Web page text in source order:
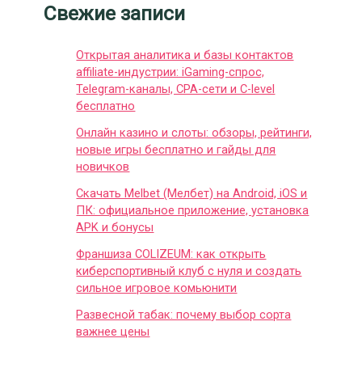
Свежие записи
Открытая аналитика и базы контактов
affiliate-индустрии: iGaming-спрос,
Telegram-каналы, CPA-сети и C-level
бесплатно
Онлайн казино и слоты: обзоры, рейтинги,
новые игры бесплатно и гайды для
новичков
Скачать Melbet (Мелбет) на Android, iOS и
ПК: официальное приложение, установка
APK и бонусы
Франшиза COLIZEUM: как открыть
киберспортивный клуб с нуля и создать
сильное игровое комьюнити
Развесной табак: почему выбор сорта
важнее цены